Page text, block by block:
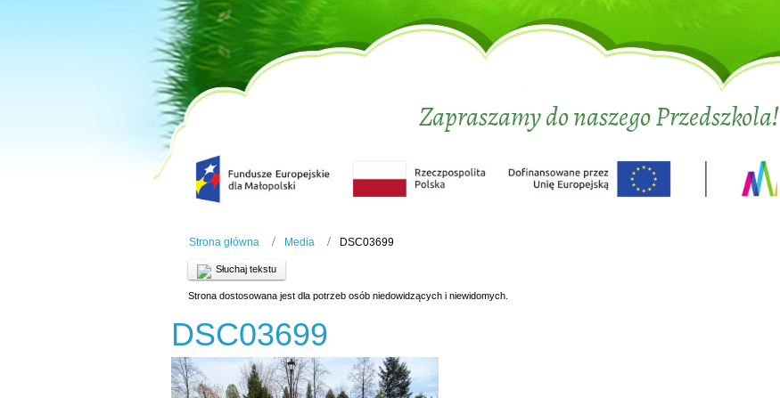
Zapraszamy do naszego Przedszkola!
Strona główna Media DSC03699
Słuchaj tekstu
Strona dostosowana jest dla potrzeb osób niedowidzących i niewidomych.
DSC03699